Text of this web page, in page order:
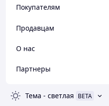
Покупателям
Продавцам
О нас
Партнеры
Тема - светлая BETA